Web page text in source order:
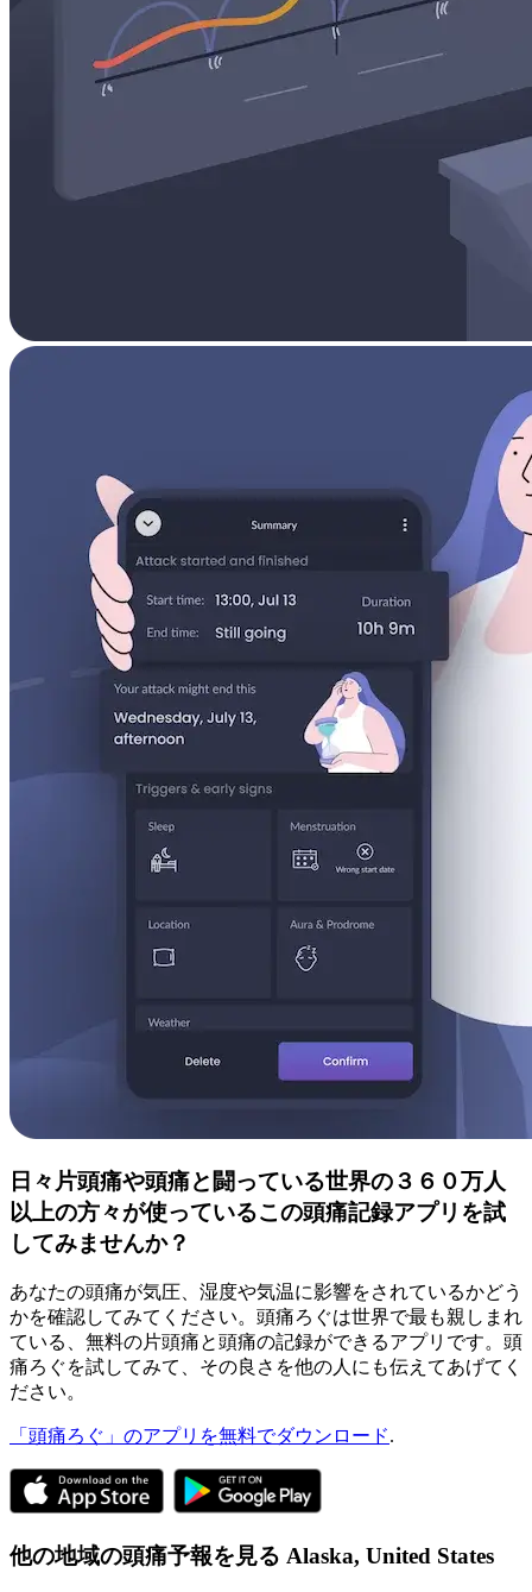
日々片頭痛や頭痛と闘っている世界の３６０万人
以上の方々が使っているこの頭痛記録アプリを試
してみませんか？
あなたの頭痛が気圧、湿度や気温に影響をされているかどう
かを確認してみてください。頭痛ろぐは世界で最も親しまれ
ている、無料の片頭痛と頭痛の記録ができるアプリです。頭
痛ろぐを試してみて、その良さを他の人にも伝えてあげてく
ださい。
「頭痛ろぐ」のアプリを無料でダウンロード.
他の地域の頭痛予報を見る Alaska, United States